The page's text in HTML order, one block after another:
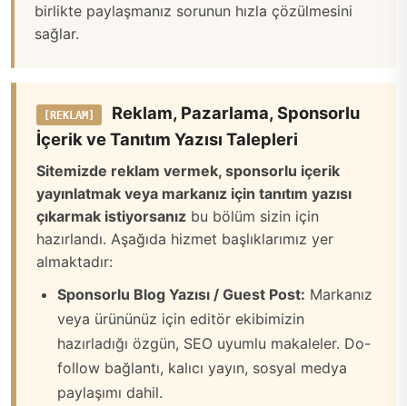
birlikte paylaşmanız sorunun hızla çözülmesini
sağlar.
[REKLAM]
Reklam, Pazarlama, Sponsorlu
İçerik ve Tanıtım Yazısı Talepleri
Sitemizde reklam vermek, sponsorlu içerik
yayınlatmak veya markanız için tanıtım yazısı
çıkarmak istiyorsanız bu bölüm sizin için
hazırlandı. Aşağıda hizmet başlıklarımız yer
almaktadır:
Sponsorlu Blog Yazısı / Guest Post: Markanız
veya ürününüz için editör ekibimizin
hazırladığı özgün, SEO uyumlu makaleler. Do-
follow bağlantı, kalıcı yayın, sosyal medya
paylaşımı dahil.